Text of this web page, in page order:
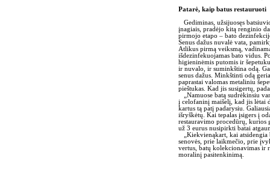
Patarė, kaip batus restauruoti
Gediminas, užsijuosęs
įnagiais, pradėjo kitą renginio
pirmojo etapo – bato
Senus dažus nuvalė vata,
Atlikus pirmą veiksmą,
išdezinfekuojamas bato vidus.
higieninėmis putomis ir
ir nuvalo, ir suminkština odą.
senus dažus. Minkštinti odą
paprastai valomas metaliniu
pieštukas. Kad jis susigertų,
„Namuose batą sudrėkinsiu
į celofaninį maišelį, kad jis lėtai
kartus tą patį padarysiu.
išryškėtų. Kai tepalas įsigers į
restauravimo procedūrų,
už 3 eurus nusipirkti batai
„Kiekvienąkart, kai atsidengia
senovės, prie laikmečio, prie
vertus, batų kolekcionavimas ir
moralinį pasitenkinimą.